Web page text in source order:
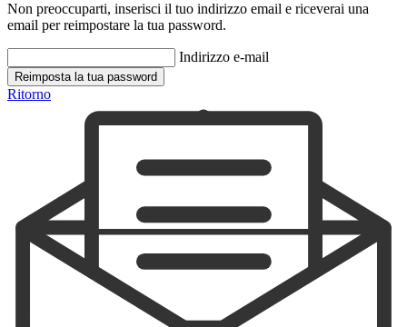
Non preoccuparti, inserisci il tuo indirizzo email e riceverai una
email per reimpostare la tua password.
Indirizzo e-mail
Reimposta la tua password
Ritorno